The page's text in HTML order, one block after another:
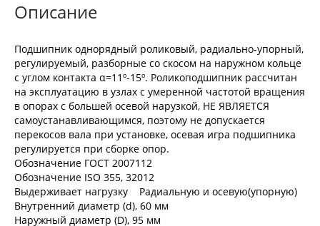
Описание
Подшипник однорядный роликовый, радиально-упорный,
регулируемый, разборные со скосом на наружном кольце
с углом контакта α=11º-15º. Роликоподшипник рассчитан
на эксплуатацию в узлах с умеренной частотой вращения
в опорах с большей осевой нарузкой, НЕ ЯВЛЯЕТСЯ
самоустанавливающимся, поэтому не допускается
перекосов вала при установке, осевая игра подшипника
регулируется при сборке опор.
Обозначение ГОСТ 2007112
Обозначение ISO 355, 32012
Выдерживает нагрузку Радиальную и осевую(упорную)
Внутренний диаметр (d), 60 мм
Наружный диаметр (D), 95 мм